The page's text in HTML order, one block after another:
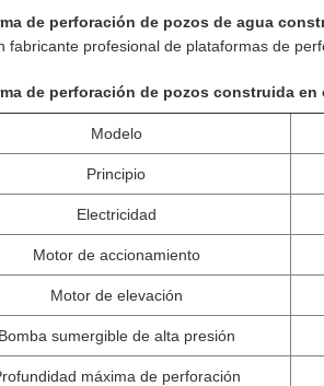
de perforación de pozos de agua
fabricante profesional de plataformas de
de perforación de pozos construida en
Modelo
Principio
Electricidad
Motor de accionamiento
Motor de elevación
Bomba sumergible de alta presión
máxima de perforación